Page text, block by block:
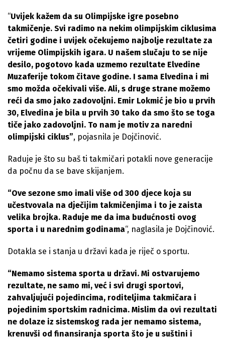
“Uvijek kažem da su Olimpijske igre posebno
takmičenje. Svi radimo na nekim olimpijskim ciklusima
četiri godine i uvijek očekujemo najbolje rezultate za
vrijeme Olimpijskih igara. U našem slučaju to se nije
desilo, pogotovo kada uzmemo rezultate Elvedine
Muzaferije tokom čitave godine. I sama Elvedina i mi
smo možda očekivali više. Ali, s druge strane možemo
reći da smo jako zadovoljni. Emir Lokmić je bio u prvih
30, Elvedina je bila u prvih 30 tako da smo što se toga
tiče jako zadovoljni. To nam je motiv za naredni
olimpijski ciklus”, pojasnila je Dojčinović.
Raduje je što su baš ti takmičari potakli nove generacije
da počnu da se bave skijanjem.
“Ove sezone smo imali više od 300 djece koja su
učestvovala na dječijim takmičenjima i to je zaista
velika brojka. Raduje me da ima budućnosti ovog
sporta i u narednim godinama“, naglasila je Dojčinović.
Dotakla se i stanja u državi kada je riječ o sportu.
“Nemamo sistema sporta u državi. Mi ostvarujemo
rezultate, ne samo mi, već i svi drugi sportovi,
zahvaljujući pojedincima, roditeljima takmičara i
pojedinim sportskim radnicima. Mislim da ovi rezultati
ne dolaze iz sistemskog rada jer nemamo sistema,
krenuvši od finansiranja sporta što je u suštini i